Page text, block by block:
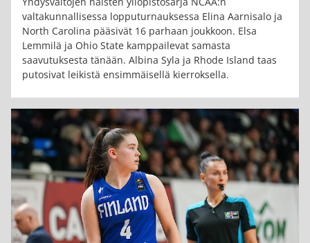
valtakunnallisessa lopputurnauksessa Elina Aarnisalo ja
North Carolina pääsivät 16 parhaan joukkoon. Elsa
Lemmilä ja Ohio State kamppailevat samasta
saavutuksesta tänään. Albina Syla ja Rhode Island taas
putosivat leikistä ensimmäisellä kierroksella.